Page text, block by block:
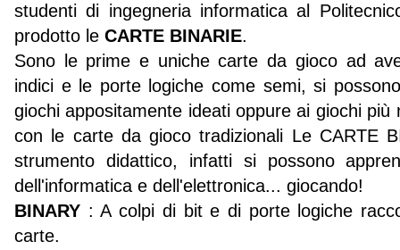
studenti di ingegneria informatica al
prodotto le CARTE BINARIE.
Sono le prime e uniche carte da gioco ad
indici e le porte logiche come semi, si
giochi appositamente ideati oppure ai giochi più
con le carte da gioco tradizionali Le CARTE
strumento didattico, infatti si possono
dell'informatica e dell'elettronica... giocando!
BINARY : A colpi di bit e di porte logiche
carte.